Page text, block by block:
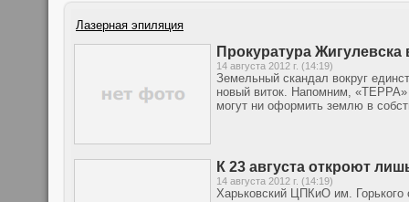
Лазерная эпиляция
Прокуратура
14 августа 2012 г. (14:19)
Земельный скандал вокруг
новый виток. Напомним, «ТЕРРА»
могут ни оформить землю в
К 23 августа откроют
14 августа 2012 г. (14:19)
Харьковский ЦПКиО им. Горького